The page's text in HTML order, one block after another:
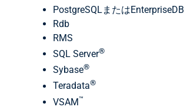
PostgreSQLまたはEnterpriseDB
Rdb
RMS
SQL Server®
Sybase®
Teradata®
VSAM™